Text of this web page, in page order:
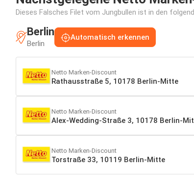
Dieses Falsches Filet vom Jungbullen ist in den
Berlin
Berlin
Automatisch erkennen
Netto Marken-Discount
Rathausstraße 5, 10178 Berlin-Mitte
Netto Marken-Discount
Alex-Wedding-Straße 3, 10178 Berlin-
Netto Marken-Discount
Torstraße 33, 10119 Berlin-Mitte